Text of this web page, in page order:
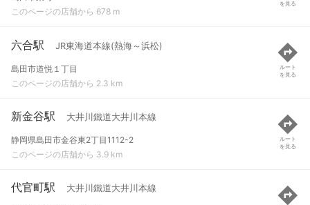
このページの店舗から 678 m
を見る
六合駅 JR東海道本線(熱海～浜松)
島田市道悦１丁目
このページの店舗から 2.3 km
ルート
を見る
新金谷駅 大井川鐵道大井川本線
静岡県島田市金谷東2丁目1112-2
このページの店舗から 3.9 km
ルート
を見る
代官町駅 大井川鐵道大井川本線